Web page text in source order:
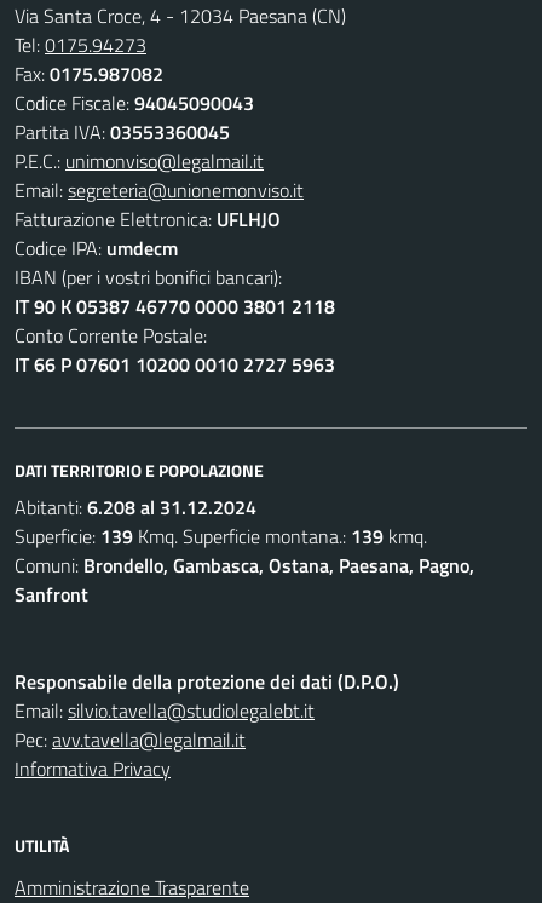
Via Santa Croce, 4 - 12034 Paesana (CN)
Tel:0175.94273
Fax:0175.987082
Codice Fiscale:94045090043
Partita IVA:03553360045
P.E.C.: unimonviso@legalmail.it
Email:segreteria@unionemonviso.it
Fatturazione Elettronica: UFLHJO
Codice IPA: umdecm
IBAN (per i vostri bonifici bancari):
IT 90 K 05387 46770 0000 3801 2118
Conto Corrente Postale:
IT 66 P 07601 10200 0010 2727 5963
DATI TERRITORIO E POPOLAZIONE
Abitanti:6.208 al 31.12.2024
Superficie: 139 Kmq. Superficie montana.: 139 kmq.
Comuni: Brondello, Gambasca, Ostana, Paesana, Pagno,
Sanfront
Responsabile della protezione dei dati (D.P.O.)
Email:silvio.tavella@studiolegalebt.it
Pec:avv.tavella@legalmail.it
Informativa Privacy
UTILITÀ
Amministrazione Trasparente